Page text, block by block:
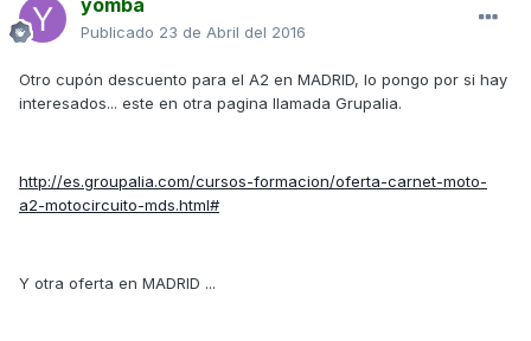
Publicado 23 de Abril del 2016
Otro cupón descuento para el A2 en MADRID, lo pongo por si hay
interesados... este en otra pagina llamada Grupalia.
http://es.groupalia.com/cursos-formacion/oferta-carnet-moto-
a2-motocircuito-mds.html#
Y otra oferta en MADRID ...